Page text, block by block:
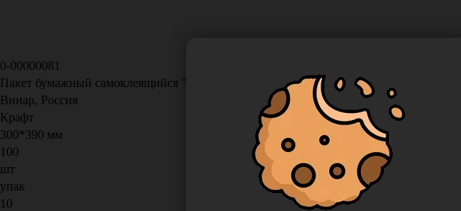
0-00000081
Пакет бумажный самоклеящийся "СтериТ" 300*390 мм (крафт), 100 шт/упаковка,
Винар, Россия
Крафт
300*390 мм
100
шт
упак
10